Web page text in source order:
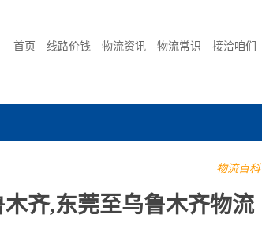
首页 线路价钱 物流资讯 物流常识 接洽咱们
物流百科
齐,东莞至乌鲁木齐物流